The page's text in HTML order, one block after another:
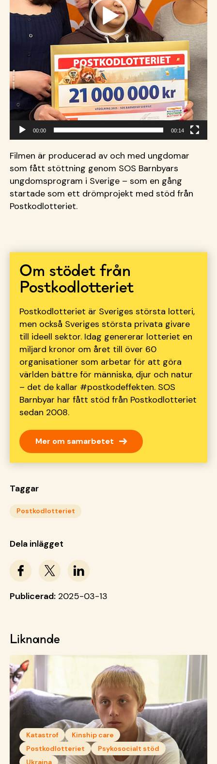
00:00 00:14
Filmen är producerad av och med ungdomar
som fått stöttning genom SOS Barnbyars
ungdomsprogram i Sverige – som en gång
startade som ett drömprojekt med stöd från
Postkodlotteriet.
Om stödet från
Postkodlotteriet
Postkodlotteriet är Sveriges största lotteri,
men också Sveriges största privata givare
till ideell sektor. Idag genererar lotteriet en
miljard kronor om året till över 60
organisationer som arbetar för att göra
världen bättre för människa, djur och natur
– det de kallar #postkodeffekten. SOS
Barnbyar har fått stöd från Postkodlotteriet
sedan 2008.
Mer om samarbetet →
Taggar
Postkodlotteriet
Dela inlägget
Publicerad: 2025-03-13
Liknande
Katastrof
Kinship care
Postkodlotteriet
Psykosocialt stöd
Ukraina